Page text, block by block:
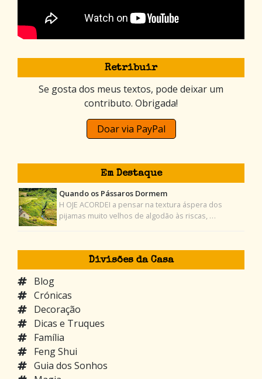
Retribuir
Se gosta dos meus textos, pode deixar um
contributo. Obrigada!
Doar via PayPal
Em Destaque
Quando os Pássaros Dormem
H OJE ACORDEI a pensar na textura áspera dos
pijamas muito velhos de algodão às riscas, …
Divisões da Casa
Blog
Crónicas
Decoração
Dicas e Truques
Família
Feng Shui
Guia dos Sonhos